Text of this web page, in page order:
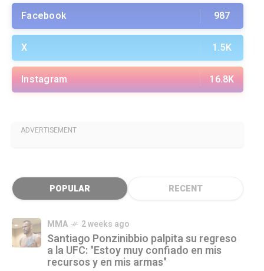
Facebook 987
X 1.5K
Instagram 16.8K
ADVERTISEMENT
POPULAR RECENT
MMA 2 weeks ago
Santiago Ponzinibbio palpita su regreso
a la UFC: "Estoy muy confiado en mis
recursos y en mis armas"